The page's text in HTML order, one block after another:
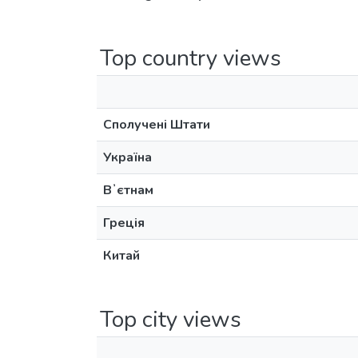
Top country views
Сполучені Штати
Україна
Вʼєтнам
Греція
Китай
Top city views